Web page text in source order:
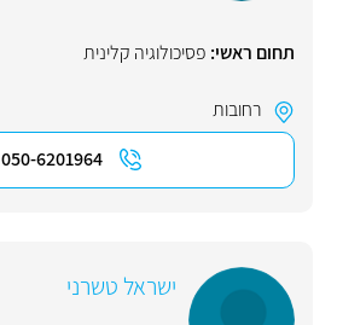
תחום ראשי: פסיכולוגיה קלינית
רחובות
050-6201964
ישראל טשרני